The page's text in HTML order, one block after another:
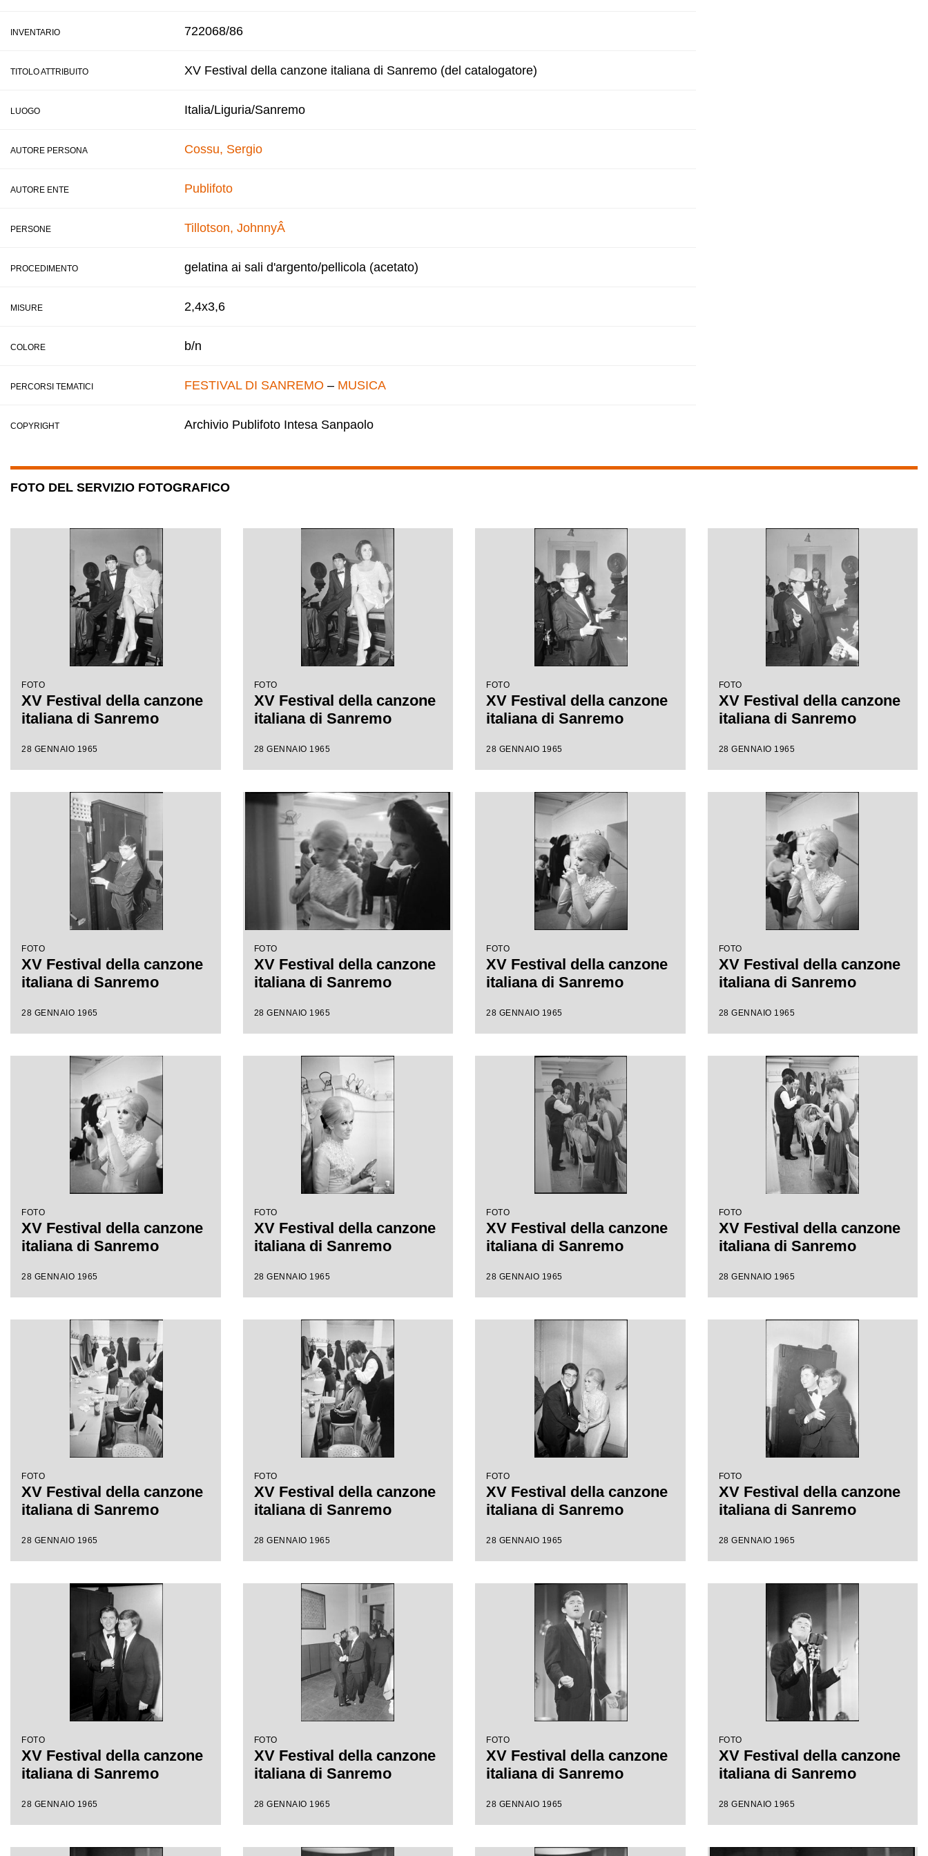
INVENTARIO 722068/86
TITOLO ATTRIBUITO XV Festival della canzone italiana di Sanremo (del catalogatore)
LUOGO Italia/Liguria/Sanremo
AUTORE PERSONA Cossu, Sergio
AUTORE ENTE Publifoto
PERSONE Tillotson, JohnnyÂ
PROCEDIMENTO gelatina ai sali d'argento/pellicola (acetato)
MISURE 2,4x3,6
COLORE b/n
PERCORSI TEMATICI FESTIVAL DI SANREMO – MUSICA
COPYRIGHT Archivio Publifoto Intesa Sanpaolo
FOTO DEL SERVIZIO FOTOGRAFICO
FOTO
XV Festival della canzone
italiana di Sanremo
28 GENNAIO 1965
FOTO
XV Festival della canzone
italiana di Sanremo
28 GENNAIO 1965
FOTO
XV Festival della canzone
italiana di Sanremo
28 GENNAIO 1965
FOTO
XV Festival della canzone
italiana di Sanremo
28 GENNAIO 1965
FOTO
XV Festival della canzone
italiana di Sanremo
28 GENNAIO 1965
FOTO
XV Festival della canzone
italiana di Sanremo
28 GENNAIO 1965
FOTO
XV Festival della canzone
italiana di Sanremo
28 GENNAIO 1965
FOTO
XV Festival della canzone
italiana di Sanremo
28 GENNAIO 1965
FOTO
XV Festival della canzone
italiana di Sanremo
28 GENNAIO 1965
FOTO
XV Festival della canzone
italiana di Sanremo
28 GENNAIO 1965
FOTO
XV Festival della canzone
italiana di Sanremo
28 GENNAIO 1965
FOTO
XV Festival della canzone
italiana di Sanremo
28 GENNAIO 1965
FOTO
XV Festival della canzone
italiana di Sanremo
28 GENNAIO 1965
FOTO
XV Festival della canzone
italiana di Sanremo
28 GENNAIO 1965
FOTO
XV Festival della canzone
italiana di Sanremo
28 GENNAIO 1965
FOTO
XV Festival della canzone
italiana di Sanremo
28 GENNAIO 1965
FOTO
XV Festival della canzone
italiana di Sanremo
28 GENNAIO 1965
FOTO
XV Festival della canzone
italiana di Sanremo
28 GENNAIO 1965
FOTO
XV Festival della canzone
italiana di Sanremo
28 GENNAIO 1965
FOTO
XV Festival della canzone
italiana di Sanremo
28 GENNAIO 1965